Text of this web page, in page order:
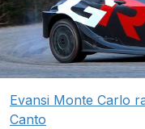
Evansi Monte Carlo
Canto